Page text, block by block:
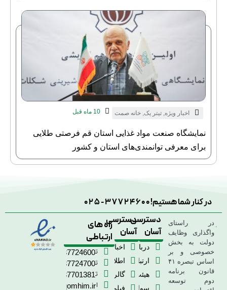
اخبار ویژه, تیتر یک, خانه صمت 10 ماه قبل
نمایشگاه صنعت مواد غذایی استان قم فرصتی طلایی
برای معرفی توانمندی‌های استان و کشور
در کنار شما هستیم!025-37724600
در راستای
واگذاری وظایف
دولت به بخش
خصوصی و بر
اساس تبصره ۴۱
قانون برنامه
دوم توسعه
دسترسی
آسان
درباره
ماارتباط
هیئت
مدیره
سوالات
دسترسی
آسان
اخبار
اطلاعیه
ها
گالری
تصاویر
فیلم
راه های
ارتباطی
تلفن
02537724600
تلفن
02537724700
تلفن
02537701381
ایمیل
info@qomhim.ir